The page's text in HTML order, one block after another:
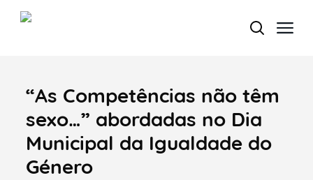
Termo de Pesquisa
“As Competências não têm
sexo…” abordadas no Dia
Municipal da Igualdade do
Género